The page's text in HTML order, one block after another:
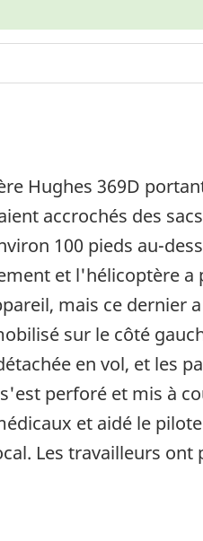
Hughes 369D
accrochés des
100 pieds au-
et l'hélicoptère a
mais ce dernier
sur le côté
en vol, et les
perforé et mis à
et aidé le
Les travailleurs ont